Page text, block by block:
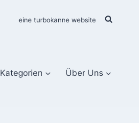
eine turbokanne website
Kategorien Über Uns